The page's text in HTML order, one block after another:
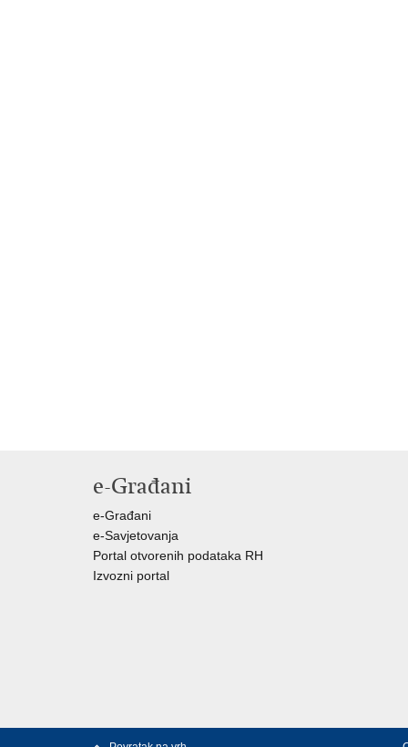
e-Građani
e-Građani
e-Savjetovanja
Portal otvorenih podataka RH
Izvozni portal